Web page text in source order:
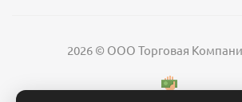
2026 © ООО Торговая